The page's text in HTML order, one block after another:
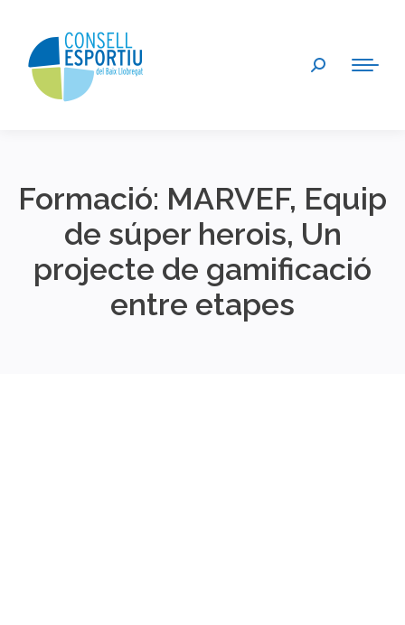
Search:
Formació: MARVEF, Equip
de súper herois, Un
projecte de gamificació
entre etapes